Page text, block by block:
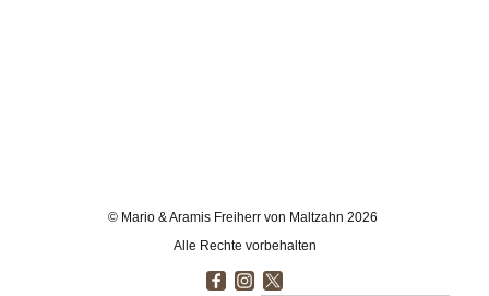
© Mario & Aramis Freiherr von Maltzahn 2026
Alle Rechte vorbehalten